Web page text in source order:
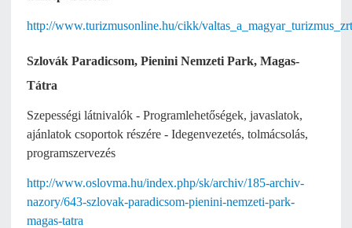
http://www.turizmusonline.hu/cikk/
Szlovák Paradicsom, Pienini Nemzeti Park, Magas-
Tátra
Szepességi látnivalók - Programlehetőségek, javaslatok,
ajánlatok csoportok részére - Idegenvezetés, tolmácsolás,
programszervezés
http://www.oslovma.hu/index.php/sk/archiv/185-archiv-
nazory/643-szlovak-paradicsom-pienini-nemzeti-park-
magas-tatra